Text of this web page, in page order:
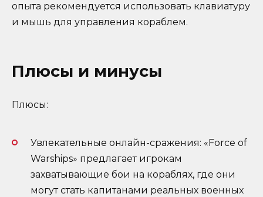
опыта рекомендуется использовать клавиатуру
и мышь для управления кораблем.
Плюсы и минусы
Плюсы:
Увлекательные онлайн-сражения: «Force of
Warships» предлагает игрокам
захватывающие бои на кораблях, где они
могут стать капитанами реальных военных